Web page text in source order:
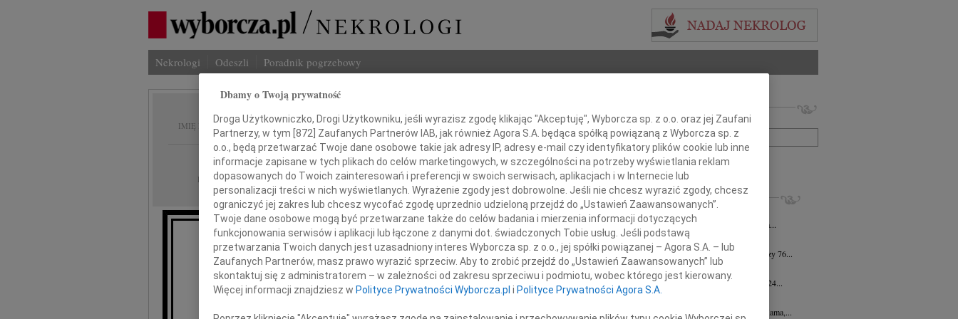
Nekrologi Odeszli Poradnik pogrzebowy
IMIĘ I NAZWISKO: Henryk Gawron
REGION: Rzeszów
DATA EMISJI: 27.11.2014
Z głębokim żalem zawiadamiamy,
że w dniu 21 listopada 2014 roku zmarł
Imię i nazwisko lub numer ogłoszenia:
+ szukanie zaawansowane
INNE NEKROLOGI
Jan Staszewski 26.06.2026 Rzeszów
Bez Ciebie nie byłoby Mnie, taką jaką jestem...
Grażyna Bartczak 13.03.2026
W dniu 5 marca 2026 roku zmarła przeżywszy 76...
Jerzy Wojtowicz
14.03.2024
Z żalem zawiadamiamy, że dnia 13 marca 2024...
Krystyna Jasińska
26 lipca 2023 roku zmarła Kochana Żona, Mama,...
Dbamy o Twoją prywatność
Droga Użytkowniczko, Drogi Użytkowniku, jeśli wyrazisz zgodę klikając "Akceptuję", Wyborcza sp. z o.o. oraz jej Zaufani
Partnerzy, w tym [872] Zaufanych Partnerów IAB, jak również Agora S.A. będąca spółką powiązaną z Wyborcza sp. z
o.o., będą przetwarzać Twoje dane osobowe takie jak adresy IP, adresy e-mail czy identyfikatory plików cookie lub inne
informacje zapisane w tych plikach do celów marketingowych, w szczególności na potrzeby wyświetlania reklam
dopasowanych do Twoich zainteresowań i preferencji w swoich serwisach, aplikacjach i w Internecie lub
personalizacji treści w nich wyświetlanych. Wyrażenie zgody jest dobrowolne. Jeśli nie chcesz wyrazić zgody, chcesz
ograniczyć jej zakres lub chcesz wycofać zgodę uprzednio udzieloną przejdź do „Ustawień Zaawansowanych”.
Twoje dane osobowe mogą być przetwarzane także do celów badania i mierzenia informacji dotyczących
funkcjonowania serwisów i aplikacji lub łączone z danymi dot. świadczonych Tobie usług. Jeśli podstawą
przetwarzania Twoich danych jest uzasadniony interes Wyborcza sp. z o.o., jej spółki powiązanej – Agora S.A. – lub
Zaufanych Partnerów, masz prawo wyrazić sprzeciw. Aby to zrobić przejdź do „Ustawień Zaawansowanych” lub
skontaktuj się z administratorem – w zależności od zakresu sprzeciwu i podmiotu, wobec którego jest kierowany.
Więcej informacji znajdziesz w Polityce Prywatności Wyborcza.pl i Polityce Prywatności Agora S.A.